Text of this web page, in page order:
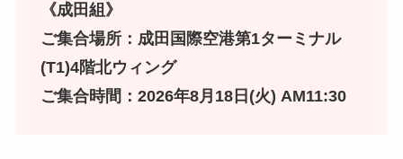
《成田組》
ご集合場所：成田国際空港第1ターミナル
(T1)4階北ウィング
ご集合時間：2026年8月18日(火) AM11:30